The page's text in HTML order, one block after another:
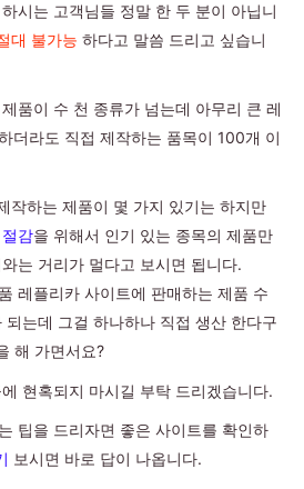
시는 고객님들 정말 한 두 분이 아닙니
대 불가능 하다고 말씀 드리고 싶습니
품이 수 천 종류가 넘는데 아무리 큰 레
더라도 직접 제작하는 품목이 100개 이
작하는 제품이 몇 가지 있기는 하지만
감을 위해서 인기 있는 종목의 제품만
는 거리가 멀다고 보시면 됩니다.
레플리카 사이트에 판매하는 제품 수
는데 그걸 하나하나 직접 생산 한다구
해 가면서요?
현혹되지 마시길 부탁 드리겠습니다.
팁을 드리자면 좋은 사이트를 확인하
보시면 바로 답이 나옵니다.